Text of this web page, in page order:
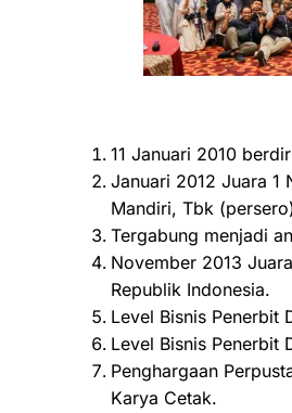
11 Januari 2010
Januari 2012 Juara 1
Mandiri, Tbk
Tergabung menjadi
November 2013
Republik Indonesia.
Level Bisnis Penerbit
Level Bisnis Penerbit
Penghargaan
Karya Cetak.